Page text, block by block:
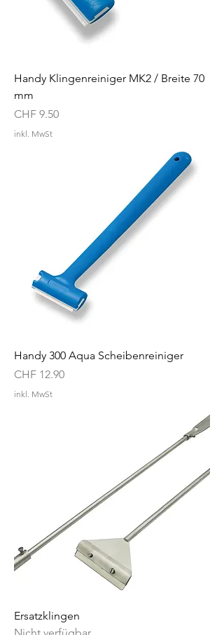
Handy Klingenreiniger MK2 / Breite 70
mm
Preis
CHF 9.50
inkl. MwSt
Handy 300 Aqua Scheibenreiniger
Preis
CHF 12.90
inkl. MwSt
Ersatzklingen